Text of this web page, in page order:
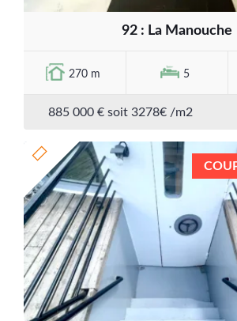
92 : La Manouche
270 m 5
885 000 € soit 3278€ /m2